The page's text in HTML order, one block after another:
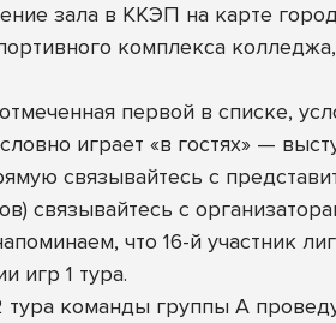
зала в ККЭП на карте
комплекса
первой в списке,
играет «в гостях» —
связывайтесь с
связывайтесь с
что 16-й участник
игр 1 тура.
команды группы А